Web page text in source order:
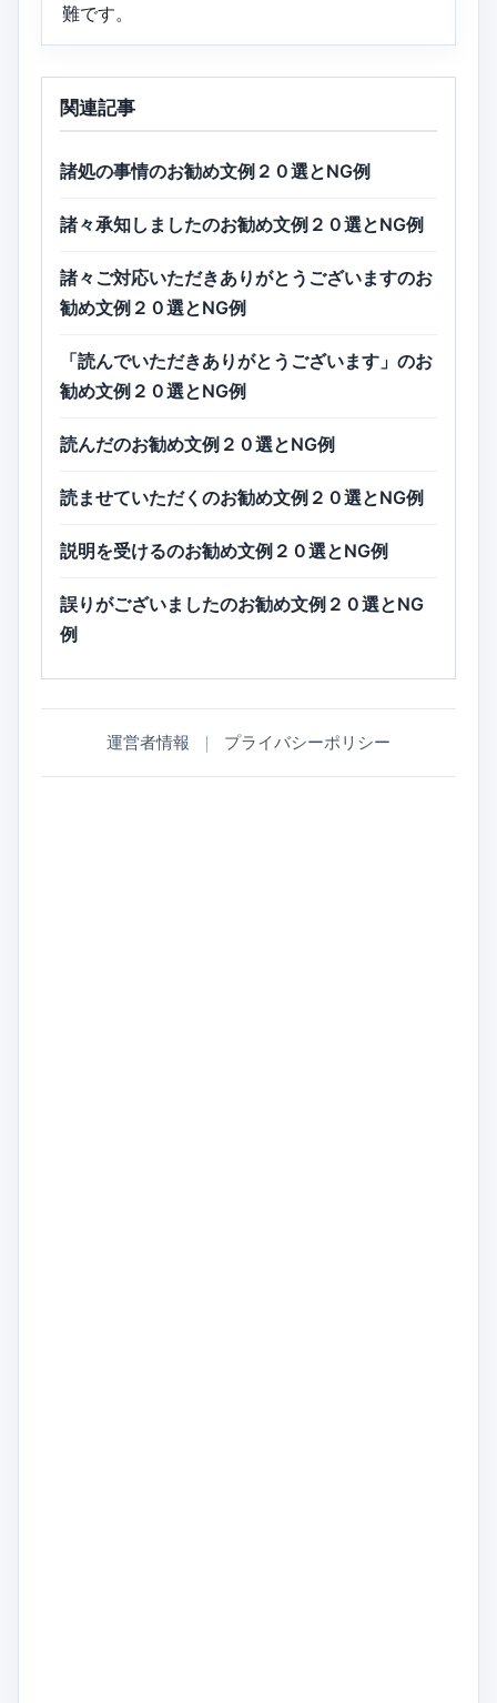
難です。
関連記事
諸処の事情のお勧め文例２０選とNG例
諸々承知しましたのお勧め文例２０選とNG例
諸々ご対応いただきありがとうございますのお
勧め文例２０選とNG例
「読んでいただきありがとうございます」のお
勧め文例２０選とNG例
読んだのお勧め文例２０選とNG例
読ませていただくのお勧め文例２０選とNG例
説明を受けるのお勧め文例２０選とNG例
誤りがございましたのお勧め文例２０選とNG
例
運営者情報 ｜ プライバシーポリシー